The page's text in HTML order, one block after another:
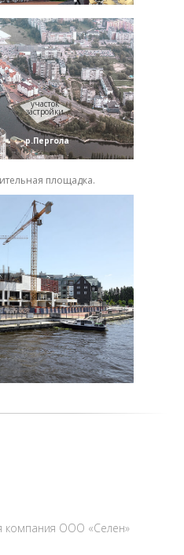
площадка.
участок
застройки
р.Пергола
компания ООО «Селен»